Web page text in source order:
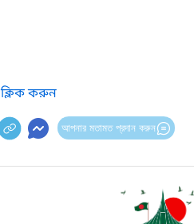
করুন
আপনার মতামত প্রদান করুন